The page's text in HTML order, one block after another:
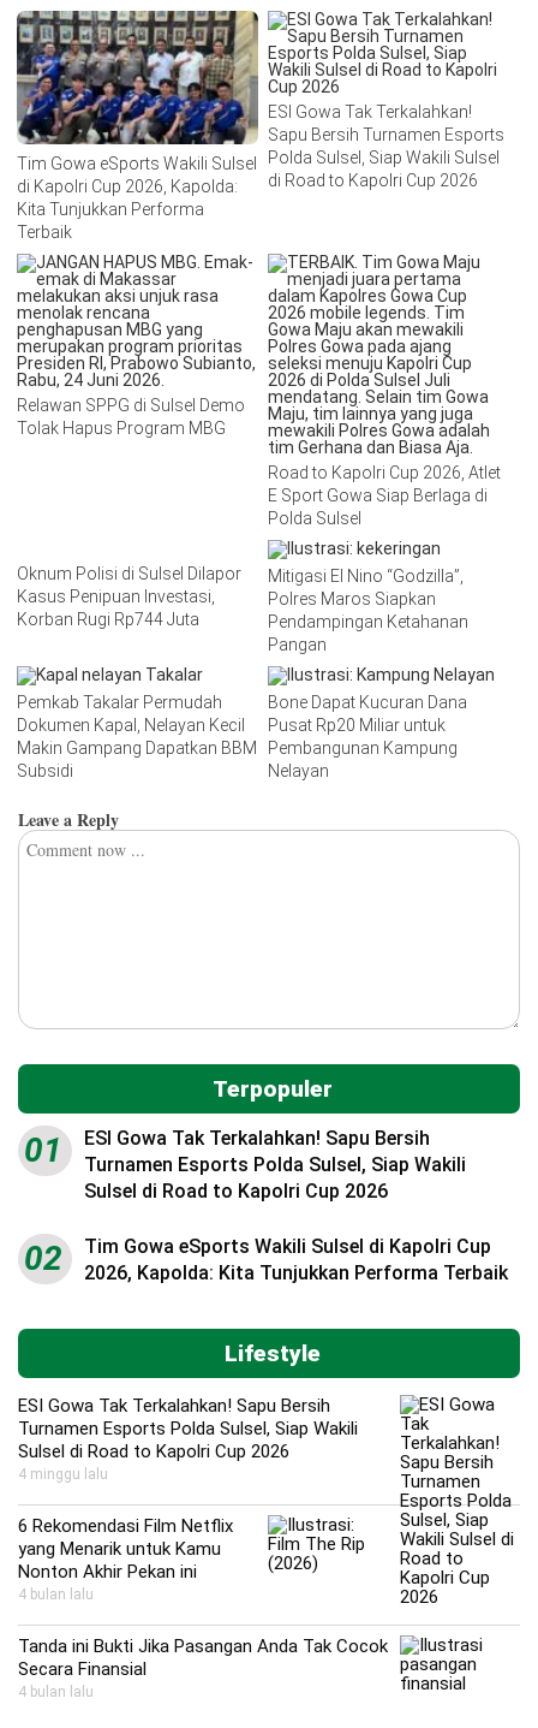
Tim Gowa eSports Wakili Sulsel
di Kapolri Cup 2026, Kapolda:
Kita Tunjukkan Performa
Terbaik
ESI Gowa Tak Terkalahkan!
Sapu Bersih Turnamen Esports
Polda Sulsel, Siap Wakili Sulsel
di Road to Kapolri Cup 2026
Relawan SPPG di Sulsel Demo
Tolak Hapus Program MBG
Road to Kapolri Cup 2026, Atlet
E Sport Gowa Siap Berlaga di
Polda Sulsel
Oknum Polisi di Sulsel Dilapor
Kasus Penipuan Investasi,
Korban Rugi Rp744 Juta
Mitigasi El Nino “Godzilla”,
Polres Maros Siapkan
Pendampingan Ketahanan
Pangan
Pemkab Takalar Permudah
Dokumen Kapal, Nelayan Kecil
Makin Gampang Dapatkan BBM
Subsidi
Bone Dapat Kucuran Dana
Pusat Rp20 Miliar untuk
Pembangunan Kampung
Nelayan
Leave a Reply
Terpopuler
01
ESI Gowa Tak Terkalahkan! Sapu Bersih
Turnamen Esports Polda Sulsel, Siap Wakili
Sulsel di Road to Kapolri Cup 2026
02
Tim Gowa eSports Wakili Sulsel di Kapolri Cup
2026, Kapolda: Kita Tunjukkan Performa Terbaik
Lifestyle
ESI Gowa Tak Terkalahkan! Sapu Bersih
Turnamen Esports Polda Sulsel, Siap Wakili
Sulsel di Road to Kapolri Cup 2026
4 minggu lalu
6 Rekomendasi Film Netflix
yang Menarik untuk Kamu
Nonton Akhir Pekan ini
4 bulan lalu
Tanda ini Bukti Jika Pasangan Anda Tak Cocok
Secara Finansial
4 bulan lalu